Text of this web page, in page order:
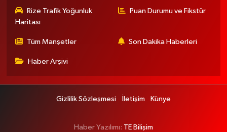
Rize Trafik Yoğunluk
Haritası
Puan Durumu ve Fikstür
Tüm Manşetler Son Dakika Haberleri
Haber Arşivi
Gizlilik Sözleşmesi İletişim Künye
Haber Yazılımı: TE Bilişim